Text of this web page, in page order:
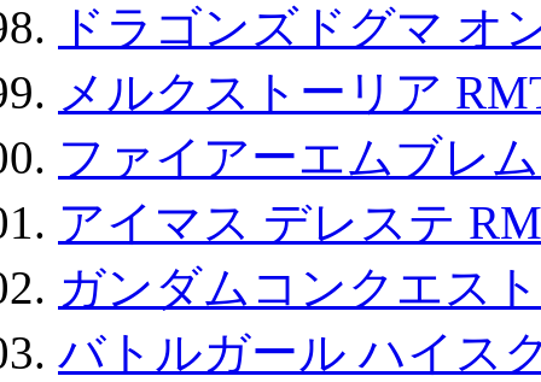
ドラゴンズドグマ オ
メルクストーリア
ファイアーエムブレ
アイマス デレステ
ガンダムコンクエスト
バトルガール ハイス